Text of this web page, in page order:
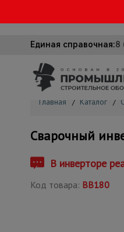
Единая справочная:8
Главная / Каталог /
Сварочный
В инверторе
Код товара: BB180